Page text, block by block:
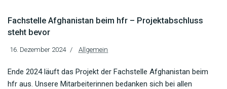
Fachstelle Afghanistan beim hfr – Projektabschluss
steht bevor
16. Dezember 2024 Allgemein
Ende 2024 läuft das Projekt der Fachstelle Afghanistan beim
hfr aus. Unsere Mitarbeiterinnen bedanken sich bei allen